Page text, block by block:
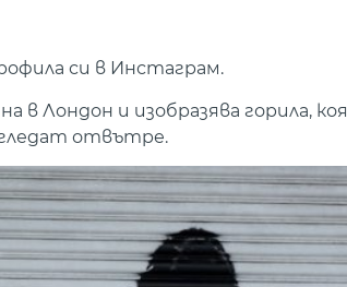
си в Инстаграм.
в Лондон и изобразява горила,
отвътре.